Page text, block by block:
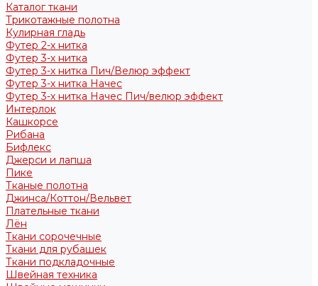
Каталог ткани
Трикотажные полотна
Кулирная гладь
Футер 2-х нитка
Футер 3-х нитка
Футер 3-х нитка Пич/Велюр эффект
Футер 3-х нитка Начес
Футер 3-х нитка Начес Пич/велюр эффект
Интерлок
Кашкорсе
Рибана
Бифлекс
Джерси и лапша
Пике
Тканые полотна
Джинса/Коттон/Вельвет
Плательные ткани
Лён
Ткани сорочечные
Ткани для рубашек
Ткани подкладочные
Швейная техника